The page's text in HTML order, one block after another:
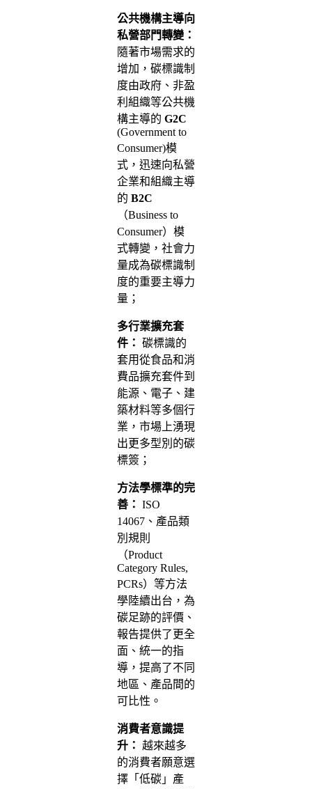
公共機構主導向
私營部門轉變：
隨著市場需求的
增加，碳標識制
度由政府、非盈
利組織等公共機
構主導的 G2C
(Government to
Consumer)模
式，迅速向私營
企業和組織主導
的 B2C
（Business to
Consumer）模
式轉變，社會力
量成為碳標識制
度的重要主導力
量；
多行業擴充套
件： 碳標識的
套用從食品和消
費品擴充套件到
能源、電子、建
築材料等多個行
業，市場上湧現
出更多型別的碳
標簽；
方法學標準的完
善： ISO
14067、產品類
別規則
（Product
Category Rules,
PCRs）等方法
學陸續出台，為
碳足跡的評價、
報告提供了更全
面、統一的指
導，提高了不同
地區、產品間的
可比性。
消費者意識提
升： 越來越多
的消費者願意選
擇「低碳」產